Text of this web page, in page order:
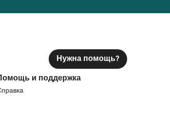
Нужна помощь?
Помощь и поддержка